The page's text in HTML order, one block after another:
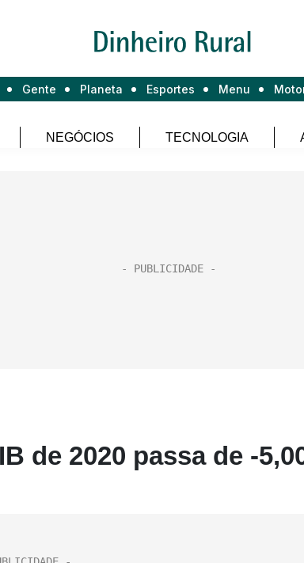
Gente Planeta Esportes Menu
NEGÓCIOS TECNOLOGIA
de 2020 passa de -